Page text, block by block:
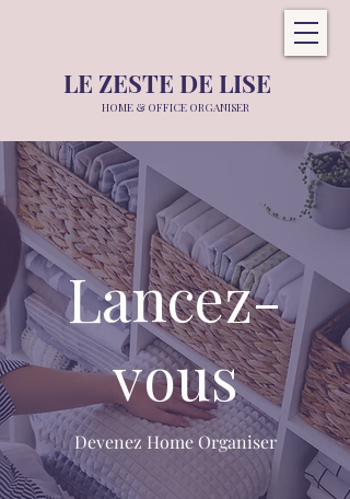
LE ZESTE DE LISE
HOME &OFFICE ORGANISER
Lancez-
vous
Devenez Home Organiser